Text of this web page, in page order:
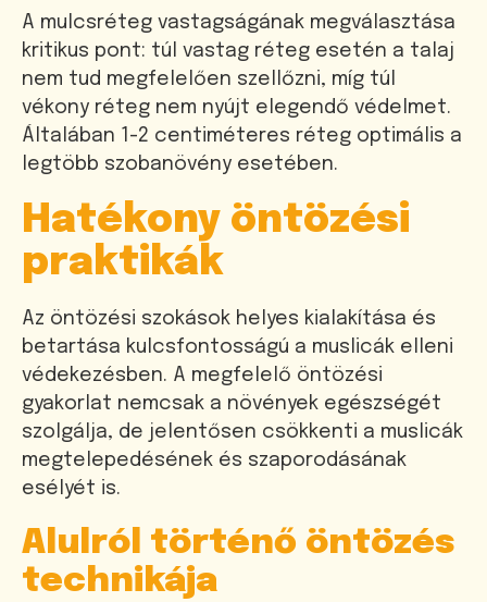
A mulcsréteg vastagságának megválasztása
kritikus pont: túl vastag réteg esetén a talaj
nem tud megfelelően szellőzni, míg túl
vékony réteg nem nyújt elegendő védelmet.
Általában 1-2 centiméteres réteg optimális a
legtöbb szobanövény esetében.
Hatékony öntözési
praktikák
Az öntözési szokások helyes kialakítása és
betartása kulcsfontosságú a muslicák elleni
védekezésben. A megfelelő öntözési
gyakorlat nemcsak a növények egészségét
szolgálja, de jelentősen csökkenti a muslicák
megtelepedésének és szaporodásának
esélyét is.
Alulról történő öntözés
technikája